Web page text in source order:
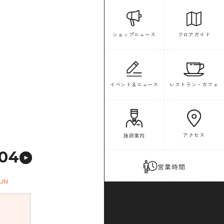
ショップニュース フロアガイド
イベント＆ニュース レストラン・カフェ
施設案内 アクセス
営業時間